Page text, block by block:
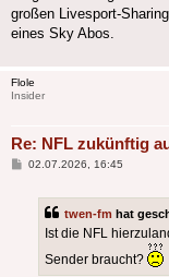
großen Livesport-
eines Sky Abos.
Flole
Insider
Re: NFL zukünftig
Beitrag
02.07.2026, 16:45
twen-fm hat
Ist die NFL
Sender braucht?